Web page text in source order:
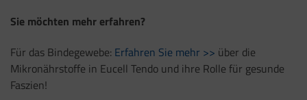
Sie möchten mehr erfahren?
Für das Bindegewebe: Erfahren Sie mehr >> über die
Mikronährstoffe in Eucell Tendo und ihre Rolle für gesunde
Faszien!